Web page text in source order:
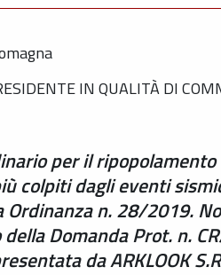
IN QUALITÀ DI
per il
colpiti dagli eventi
Ordinanza n. 28/2019.
Domanda Prot. n.
da ARKLOOK